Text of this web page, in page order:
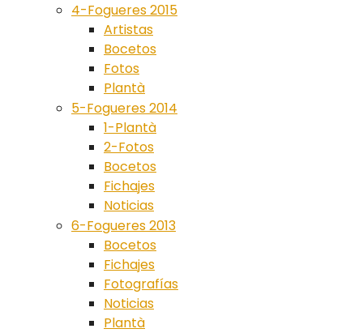
4-Fogueres 2015
Artistas
Bocetos
Fotos
Plantà
5-Fogueres 2014
1-Plantà
2-Fotos
Bocetos
Fichajes
Noticias
6-Fogueres 2013
Bocetos
Fichajes
Fotografías
Noticias
Plantà